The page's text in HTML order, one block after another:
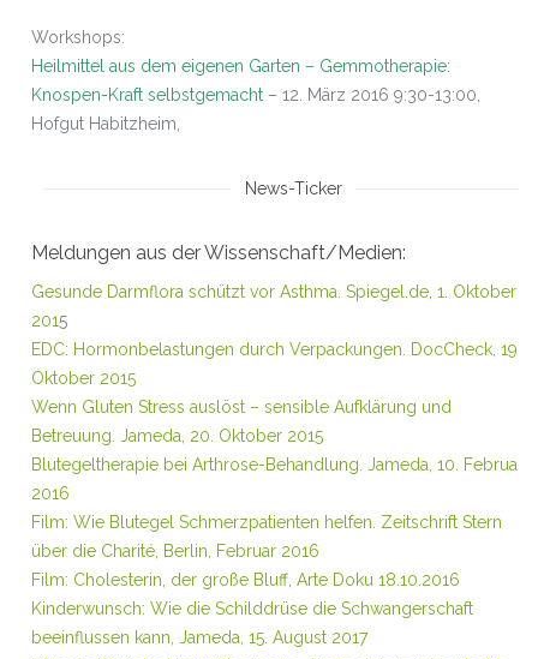
Workshops:
Heilmittel aus dem eigenen Garten – Gemmotherapie:
Knospen-Kraft selbstgemacht– 12. März 2016 9:30-13:00,
Hofgut Habitzheim,
News-Ticker
Meldungen aus der Wissenschaft/Medien:
Gesunde Darmflora schützt vor Asthma. Spiegel.de, 1. Oktober
2015
EDC: Hormonbelastungen durch Verpackungen.
DocCheck, 19.
Oktober 2015
Wenn Gluten Stress auslöst – sensible Aufklärung und
Betreuung . Jameda, 20. Oktober 2015
Blutegeltherapie bei Arthrose-Behandlung. Jameda, 10. Februar
2016
Film: Wie Blutegel Schmerzpatienten helfen. Zeitschrift Stern
über die Charité, Berlin, Februar 2016
Film: Cholesterin, der große Bluff, Arte Doku 18.10.2016
Kinderwunsch: Wie die Schilddrüse die Schwangerschaft
beeinflussen kann, Jameda, 15. August 2017